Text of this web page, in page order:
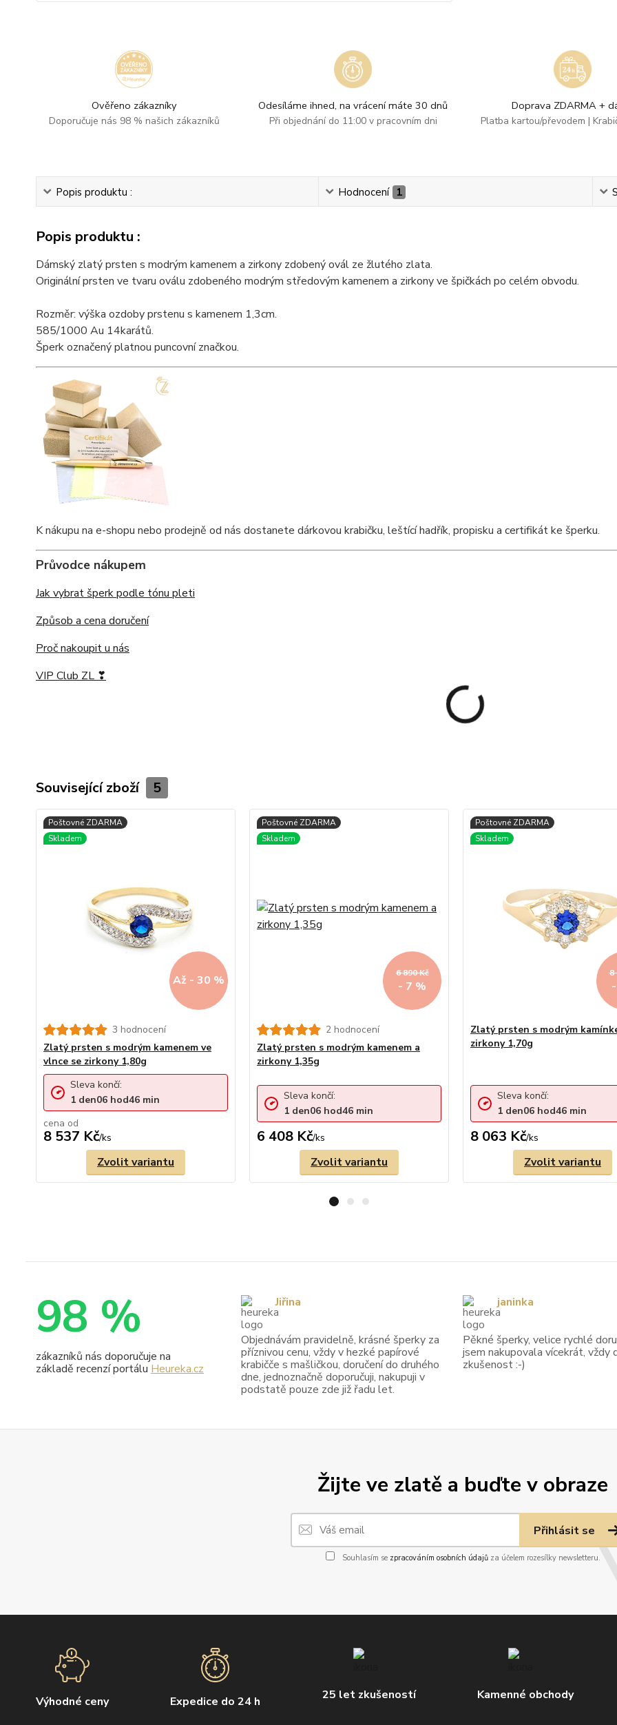
Ověřeno zákazníky
Doporučuje nás 98 % našich zákazníků
Odesíláme ihned, na vrácení máte 30 dnů
Při objednání do 11:00 v pracovním dni
Doprava ZDARMA +
Platba kartou/převodem |
Popis produktu : Hodnocení 1
Popis produktu :
Dámský zlatý prsten s modrým kamenem a zirkony zdobený ovál ze žlutého zlata.
Originální prsten ve tvaru oválu zdobeného modrým středovým kamenem a zirkony ve špičkách po celém obvodu.
Rozměr: výška ozdoby prstenu s kamenem 1,3cm.
585/1000 Au 14karátů.
Šperk označený platnou puncovní značkou.
K nákupu na e-shopu nebo prodejně od nás dostanete dárkovou krabičku, leštící hadřík, propisku a certifikát ke šperku.
Průvodce nákupem
Jak vybrat šperk podle tónu pleti
Způsob a cena doručení
Proč nakoupit u nás
VIP Club ZL ❣
Související zboží 5
Až - 30 %
3 hodnocení
Zlatý prsten s modrým kamenem ve
vlnce se zirkony 1,80g
cena od
8 537 Kč/ks
Sleva končí:
1 den06 hod46 min
Zvolit variantu
6 890 Kč
- 7 %
2 hodnocení
Zlatý prsten s modrým kamenem a
zirkony 1,35g
6 408 Kč/ks
Sleva končí:
1 den06 hod46 min
Zvolit variantu
8
Zlatý prsten s modrým
zirkony 1,70g
8 063 Kč/ks
Sleva končí:
1 den06 hod46 min
Zvolit variantu
Žijte ve zlatě a buďte v obraze
Přihlásit se
Souhlasím se zpracováním osobních údajůza účelem rozesílky newsletteru.
Výhodné ceny Expedice do 24 h 25 let zkušeností Kamenné obchody
98 %
zákazníků nás doporučuje na
základě recenzí portálu Heureka.cz
Objednávám pravidelně, krásné šperky za
příznivou cenu, vždy v hezké papírové
krabičče s mašličkou, doručení do druhého
dne, jednoznačně doporučuji, nakupuji v
podstatě pouze zde již řadu let.
Jiřina
Pěkné šperky, velice rychlé
jsem nakupovala vícekrát, vždy
zkušenost :-)
janinka